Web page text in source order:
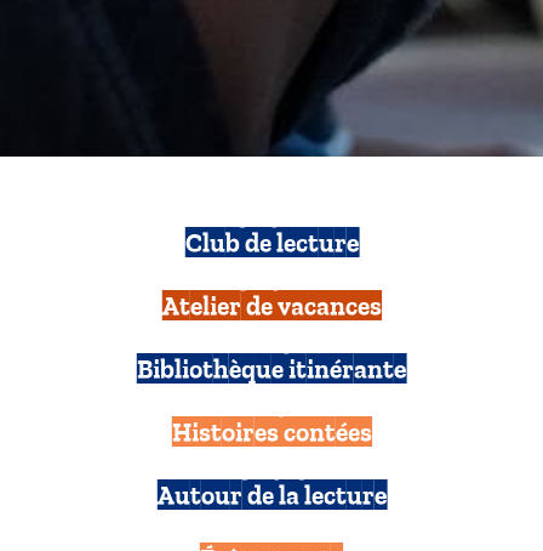
L'ABORDAGE
DÉCOUVERTES
Club de lecture
Atelier de vacances
Bibliothèque itinérante
Histoires contées
Autour de la lecture